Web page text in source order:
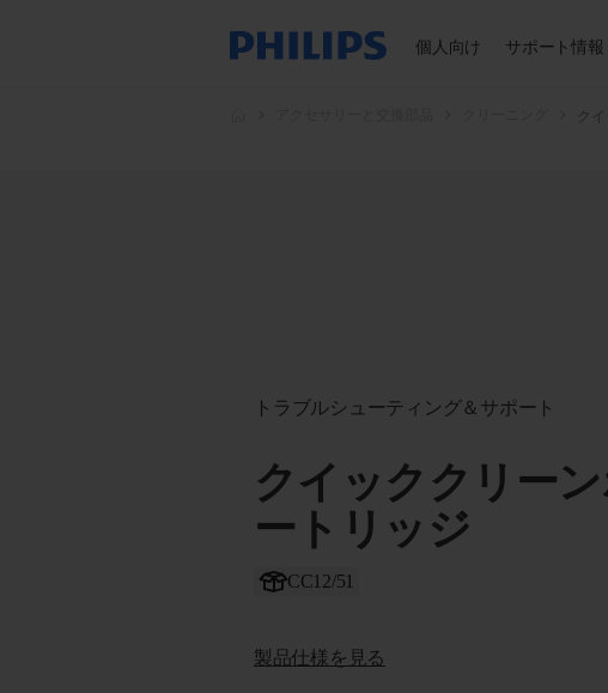
個人向け サポート情報
ク
トラブルシューティング＆サポート
クイッククリー
ートリッジ
CC12/51
製品仕様を見る